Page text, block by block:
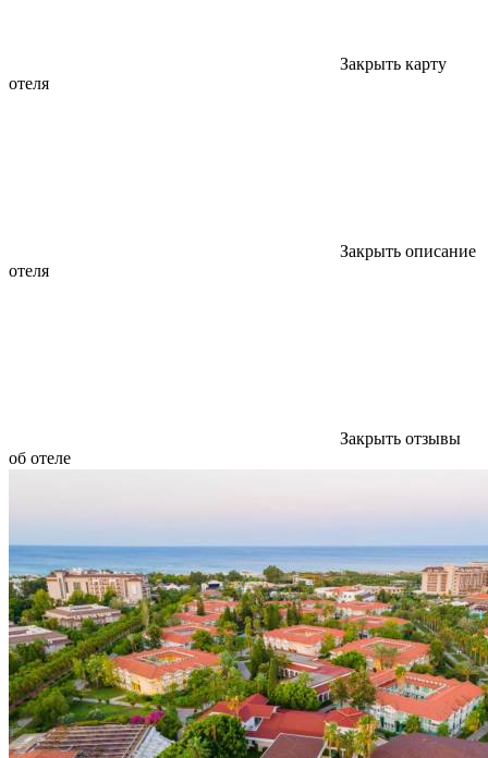
Закрыть карту
отеля
Закрыть описание
отеля
Закрыть отзывы
об отеле